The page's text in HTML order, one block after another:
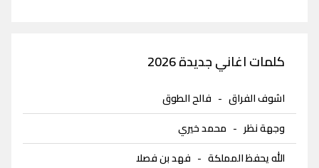
كلمات اغاني جديدة 2026
اشوف الفراق - فالح الطوق
وجهة نظر - محمد خيري
الله يحفظ المملكة - فهد بن فصلا